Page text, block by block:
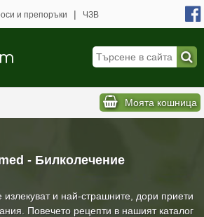
- Билколечение
и най-страшните, дори приети
Повечето рецепти в нашият каталог
и препоръки | ЧЗВ
Моята кошница